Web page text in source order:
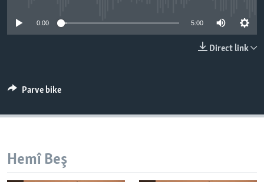
SERNIVÎS
Learning English
FOLLOW US
Zimanên Din
0:00 5:00
Direct link
Parve bike
Hemî Beş